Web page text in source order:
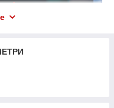
ТОВ